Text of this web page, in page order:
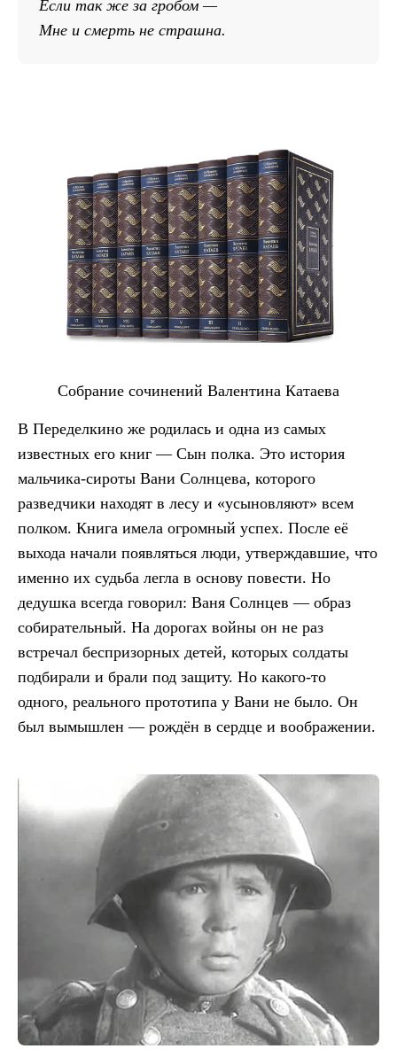
Если так же за гробом —
Мне и смерть не страшна.
Собрание сочинений Валентина Катаева
В Переделкино же родилась и одна из самых
известных его книг — Сын полка. Это история
мальчика-сироты Вани Солнцева, которого
разведчики находят в лесу и «усыновляют» всем
полком. Книга имела огромный успех. После её
выхода начали появляться люди, утверждавшие, что
именно их судьба легла в основу повести. Но
дедушка всегда говорил: Ваня Солнцев — образ
собирательный. На дорогах войны он не раз
встречал беспризорных детей, которых солдаты
подбирали и брали под защиту. Но какого-то
одного, реального прототипа у Вани не было. Он
был вымышлен — рождён в сердце и воображении.